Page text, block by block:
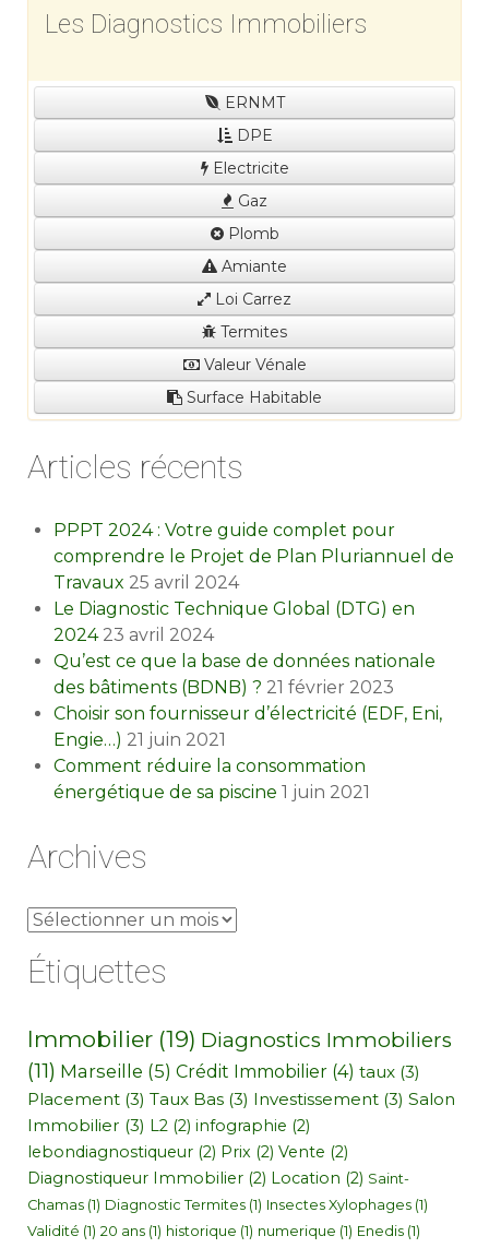
Les Diagnostics Immobiliers
ERNMT
DPE
Electricite
Gaz
Plomb
Amiante
Loi Carrez
Termites
Valeur Vénale
Surface Habitable
Articles récents
PPPT 2024 : Votre guide complet pour
comprendre le Projet de Plan Pluriannuel de
Travaux 25 avril 2024
Le Diagnostic Technique Global (DTG) en
2024 23 avril 2024
Qu’est ce que la base de données nationale
des bâtiments (BDNB) ? 21 février 2023
Choisir son fournisseur d’électricité (EDF, Eni,
Engie…) 21 juin 2021
Comment réduire la consommation
énergétique de sa piscine 1 juin 2021
Archives
Archives
Étiquettes
Immobilier (19) Diagnostics Immobiliers
(11) Marseille (5) Crédit Immobilier (4) taux (3)
Placement (3) Taux Bas (3) Investissement (3) Salon
Immobilier (3) L2 (2) infographie (2)
lebondiagnostiqueur (2) Prix (2) Vente (2)
Diagnostiqueur Immobilier (2) Location (2) Saint-
Chamas (1) Diagnostic Termites (1) Insectes Xylophages (1)
Validité (1) 20 ans (1) historique (1) numerique (1) Enedis (1)